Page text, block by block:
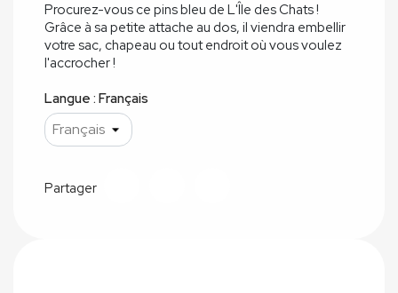
Procurez-vous ce pins bleu de L'Île des Chats !
Grâce à sa petite attache au dos, il viendra embellir
votre sac, chapeau ou tout endroit où vous voulez
l'accrocher !
Langue : Français
Partager